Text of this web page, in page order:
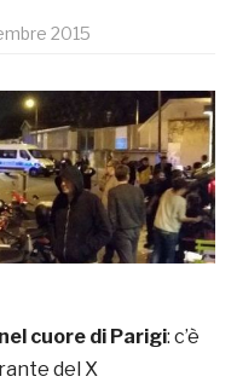
2015
cuore di Parigi: c’è
del X